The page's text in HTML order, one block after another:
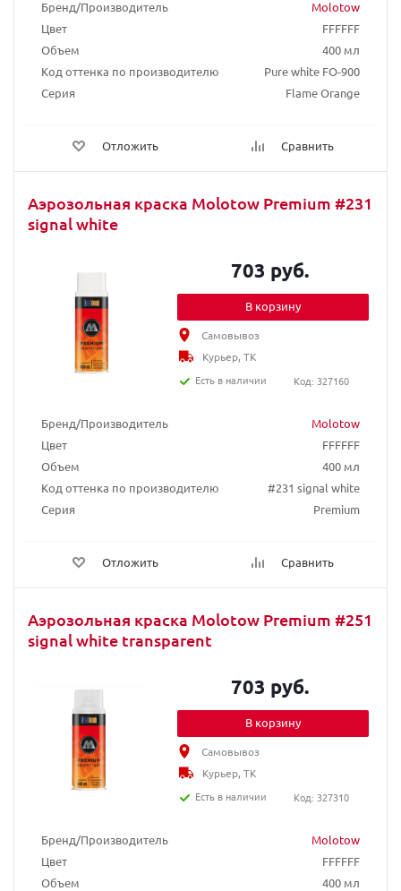
Бренд/Производитель
Molotow
Цвет
FFFFFF
Объем
400 мл
Код оттенка по производителю
Pure white FO-900
Серия
Flame Orange
Отложить Сравнить
Аэрозольная краска Molotow Premium #231
signal white
Бренд/Производитель
Molotow
Цвет
FFFFFF
Объем
400 мл
Код оттенка по производителю
#231 signal white
Серия
Premium
Отложить Сравнить
703 руб.
В корзину
Самовывоз
Курьер, ТК
Есть в наличии
Код: 327160
Аэрозольная краска Molotow Premium #251
signal white transparent
Бренд/Производитель
Molotow
Цвет
FFFFFF
Объем
400 мл
703 руб.
В корзину
Самовывоз
Курьер, ТК
Есть в наличии
Код: 327310